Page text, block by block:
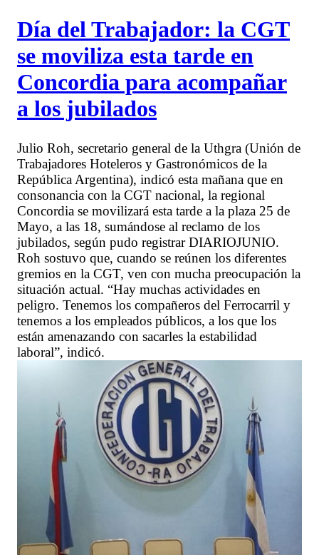
Día del Trabajador: la CGT
se moviliza esta tarde en
Concordia para acompañar
a los jubilados
Julio Roh, secretario general de la Uthgra (Unión de
Trabajadores Hoteleros y Gastronómicos de la
República Argentina), indicó esta mañana que en
consonancia con la CGT nacional, la regional
Concordia se movilizará esta tarde a la plaza 25 de
Mayo, a las 18, sumándose al reclamo de los
jubilados, según pudo registrar DIARIOJUNIO.
Roh sostuvo que, cuando se reúnen los diferentes
gremios en la CGT, ven con mucha preocupación la
situación actual. “Hay muchas actividades en
peligro. Tenemos los compañeros del Ferrocarril y
tenemos a los empleados públicos, a los que los
están amenazando con sacarles la estabilidad
laboral”, indicó.